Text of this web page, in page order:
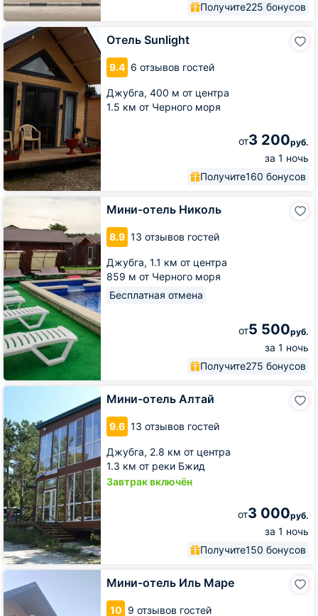
Получите225 бонусов
Отель Sunlight
9.4 6 отзывов гостей
Джубга, 400 м от центра
1.5 км от Черного моря
от3 200руб.
за 1 ночь
Получите160 бонусов
Отель
Sunlight
Мини-отель Николь
8.9 13 отзывов гостей
Джубга, 1.1 км от центра
859 м от Черного моря
Бесплатная отмена
от5 500руб.
за 1 ночь
Получите275 бонусов
Николь
Мини-отель Алтай
9.6 13 отзывов гостей
Джубга, 2.8 км от центра
1.3 км от реки Бжид
Завтрак включён
от3 000руб.
за 1 ночь
Получите150 бонусов
Мини-
Алтай
Мини-отель Иль Маре
10 9 отзывов гостей
Мини-
отель
Иль
Маре